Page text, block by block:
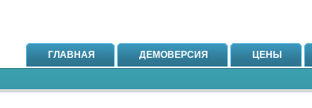
ГЛАВНАЯ ДЕМОВЕРСИЯ ЦЕНЫ